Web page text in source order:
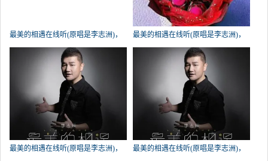
最美的相遇在线听(原唱是李志洲)，
刀客演唱点播:227次
最美的相遇在线听(原唱是李志洲)，
今世缘演唱点播:197次
最美的相遇在线听(原唱是李志洲)，
最美的相遇在线听(原唱是李志洲)，